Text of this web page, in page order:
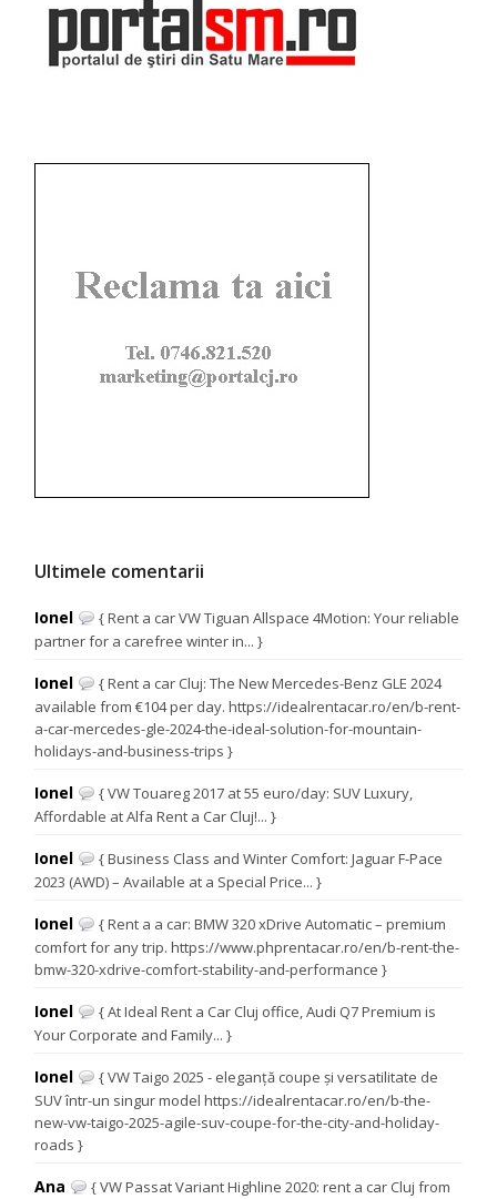
Ultimele comentarii
Ionel
{ Rent a car VW Tiguan Allspace 4Motion: Your reliable
partner for a carefree winter in... }
Ionel
{ Rent a car Cluj: The New Mercedes-Benz GLE 2024
available from €104 per day. https://idealrentacar.ro/en/b-rent-
a-car-mercedes-gle-2024-the-ideal-solution-for-mountain-
holidays-and-business-trips }
Ionel
{ VW Touareg 2017 at 55 euro/day: SUV Luxury,
Affordable at Alfa Rent a Car Cluj!... }
Ionel
{ Business Class and Winter Comfort: Jaguar F-Pace
2023 (AWD) – Available at a Special Price... }
Ionel
{ Rent a a car: BMW 320 xDrive Automatic – premium
comfort for any trip. https://www.phprentacar.ro/en/b-rent-the-
bmw-320-xdrive-comfort-stability-and-performance }
Ionel
{ At Ideal Rent a Car Cluj office, Audi Q7 Premium is
Your Corporate and Family... }
Ionel
{ VW Taigo 2025 - eleganță coupe și versatilitate de
SUV într-un singur model https://idealrentacar.ro/en/b-the-
new-vw-taigo-2025-agile-suv-coupe-for-the-city-and-holiday-
roads }
Ana
{ VW Passat Variant Highline 2020: rent a car Cluj from